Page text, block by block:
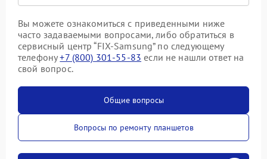
Вы можете ознакомиться с приведенными ниже
часто задаваемыми вопросами, либо обратиться в
сервисный центр “FIX-Samsung” по следующему
телефону+7 (800) 301-55-83 если не нашли ответ на
свой вопрос.
Общие вопросы
Вопросы по ремонту планшетов